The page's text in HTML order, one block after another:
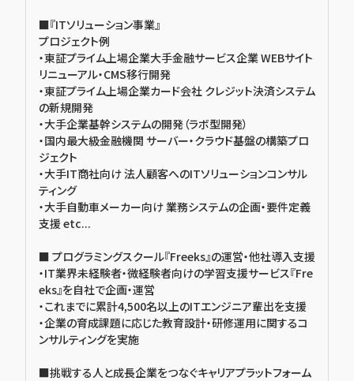
■『ITソリューション事業』
プロジェクト例
・東証プライム上場企業大手金融サービス企業 WEBサイト
リニューアル・CMS移行開発
・東証プライム上場企業カード会社 クレジット決済システム
の新規開発
・大手企業基幹システムの開発（ラボ型開発）
・国内最大級金融機関 サーバー・クラウド基盤の構築プロ
ジェクト
・大手IT商社向け 法人顧客へのITソリューションコンサル
ティング
・大手自動車メーカー向け 業務システムの企画・要件定義
支援 etc...
■ プログラミングスクール『Freeks』の運営・他社導入支援
・IT業界未経験者・微経験者向けの学習支援サービス『Fre
eks』を自社で企画・運営
・これまでに累計4,500名以上のITエンジニア輩出を支援
・企業の育成課題に応じた教育設計・研修運用に関するコ
ンサルティングを実施
■挑戦する人と成長企業をつなぐキャリアプラットフォーム